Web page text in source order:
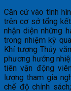
Căn cứ vào tình
trên cơ sở tổng
nhận diện những
trong nhiệm kỳ
Khí tượng Thủy
phương hướng
tiên vận động
lượng tham gia
chế độ chính